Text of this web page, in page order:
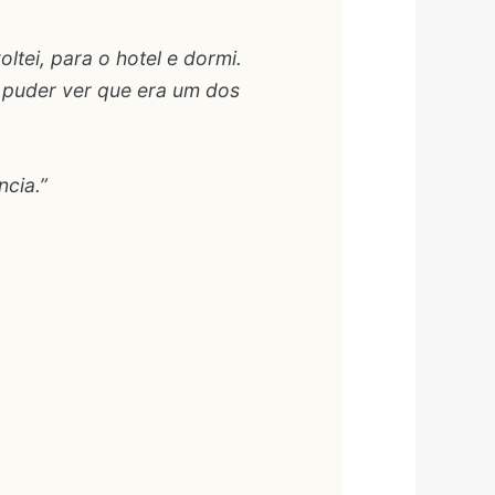
para o hotel e dormi.
ver que era um dos